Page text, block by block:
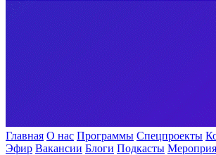
Главная О нас Программы Спецпроекты
Эфир Вакансии Блоги Подкасты